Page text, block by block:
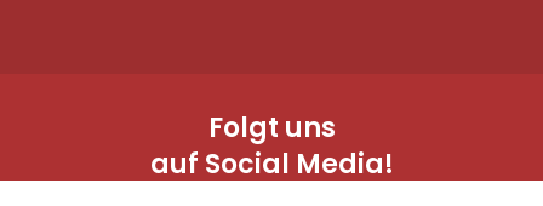
Folgt uns
auf Social Media!